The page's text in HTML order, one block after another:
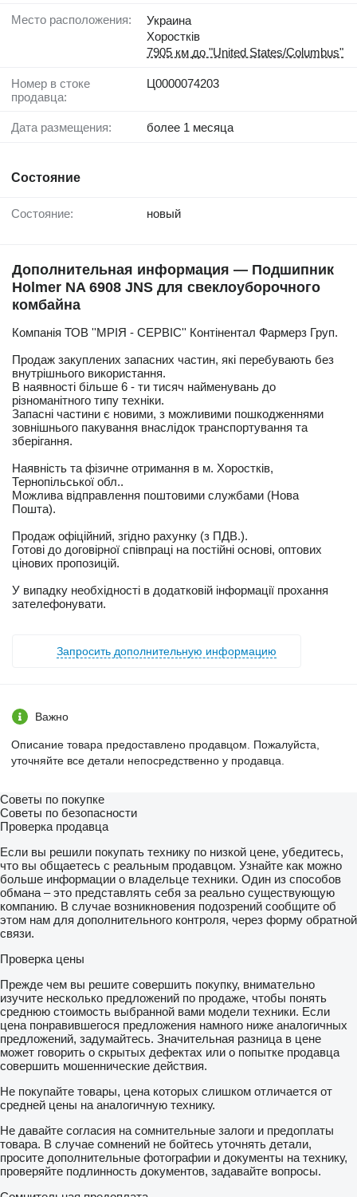
Место расположения:
Украина
Хоростків
7905 км до "United States/Columbus"
Номер в стоке
продавца:
Ц0000074203
Дата размещения: более 1 месяца
Состояние
Состояние: новый
Дополнительная информация — Подшипник
Holmer NA 6908 JNS для свеклоуборочного
комбайна
Компанія ТОВ ''МРІЯ - СЕРВІС'' Контінентал Фармерз Груп.
Продаж закуплених запасних частин, які перебувають без
внутрішнього використання.
В наявності більше 6 - ти тисяч найменувань до
різноманітного типу техніки.
Запасні частини є новими, з можливими пошкодженнями
зовнішнього пакування внаслідок транспортування та
зберігання.
Наявність та фізичне отримання в м. Хоростків,
Тернопільської обл..
Можлива відправлення поштовими службами (Нова
Пошта).
Продаж офіційний, згідно рахунку (з ПДВ.).
Готові до договірної співпраці на постійні основі, оптових
цінових пропозицій.
У випадку необхідності в додатковій інформації прохання
зателефонувати.
Запросить дополнительную информацию
Важно
Описание товара предоставлено продавцом. Пожалуйста,
уточняйте все детали непосредственно у продавца.
Советы по покупке
Советы по безопасности
Проверка продавца
Если вы решили покупать технику по низкой цене, убедитесь,
что вы общаетесь с реальным продавцом. Узнайте как можно
больше информации о владельце техники. Один из способов
обмана – это представлять себя за реально существующую
компанию. В случае возникновения подозрений сообщите об
этом нам для дополнительного контроля, через форму обратной
связи.
Проверка цены
Прежде чем вы решите совершить покупку, внимательно
изучите несколько предложений по продаже, чтобы понять
среднюю стоимость выбранной вами модели техники. Если
цена понравившегося предложения намного ниже аналогичных
предложений, задумайтесь. Значительная разница в цене
может говорить о скрытых дефектах или о попытке продавца
совершить мошеннические действия.
Не покупайте товары, цена которых слишком отличается от
средней цены на аналогичную технику.
Не давайте согласия на сомнительные залоги и предоплаты
товара. В случае сомнений не бойтесь уточнять детали,
просите дополнительные фотографии и документы на технику,
проверяйте подлинность документов, задавайте вопросы.